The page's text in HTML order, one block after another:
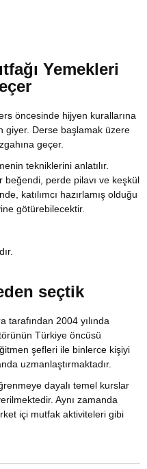
Yemekleri
öncesinde hijyen kurallarına
giyer. Derse başlamak üzere
geçer.
tekniklerini anlatılır.
beğendi, perde pilavı ve keşkül
katılımcı hazırlamış olduğu
götürebilecektir.
seçtik
tarafından 2004 yılında
Türkiye öncüsü
şefleri ile binlerce kişiyi
uzmanlaştırmaktadır.
dayalı temel kurslar
Aynı zamanda
içi mutfak aktiviteleri gibi